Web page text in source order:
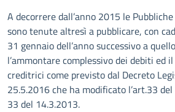
A decorrere dall’anno 2015 le
sono tenute altresì a pubblicare, con
31 gennaio dell’anno successivo a
l’ammontare complessivo dei debiti ed
creditrici come previsto dal Decreto
25.5.2016 che ha modificato l’art.33
33 del 14.3.2013.